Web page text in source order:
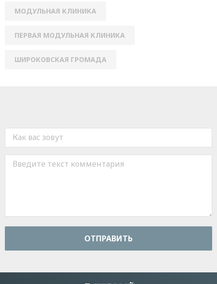
МОДУЛЬНАЯ КЛИНИКА
ПЕРВАЯ МОДУЛЬНАЯ КЛИНИКА
ШИРОКОВСКАЯ ГРОМАДА
ОТПРАВИТЬ